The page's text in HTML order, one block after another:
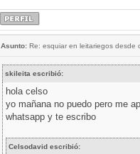
Asunto:Re: esquiar en leitariegos desde
skileita escribió:
hola celso
yo mañana no puedo pero me
whatsapp y te escribo
Celsodavid escribió: